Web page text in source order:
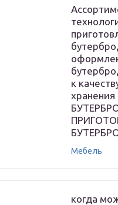
к
Мебель
когда